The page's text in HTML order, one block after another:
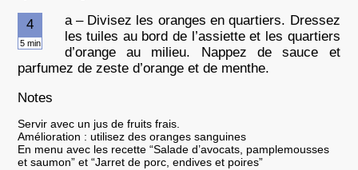
4
5 min
a – Divisez les oranges en quartiers. Dressez
les tuiles au bord de l’assiette et les quartiers
d’orange au milieu. Nappez de sauce et
parfumez de zeste d’orange et de menthe.
Notes
Servir avec un jus de fruits frais.
Amélioration : utilisez des oranges sanguines
En menu avec les recette “Salade d’avocats, pamplemousses
et saumon” et “Jarret de porc, endives et poires”